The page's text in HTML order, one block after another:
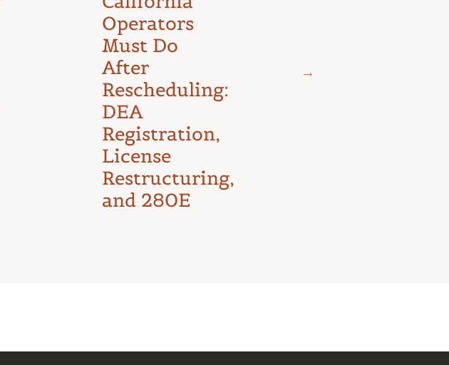
Operators
Must Do
After
Rescheduling:
DEA
Registration,
License
Restructuring,
and 280E